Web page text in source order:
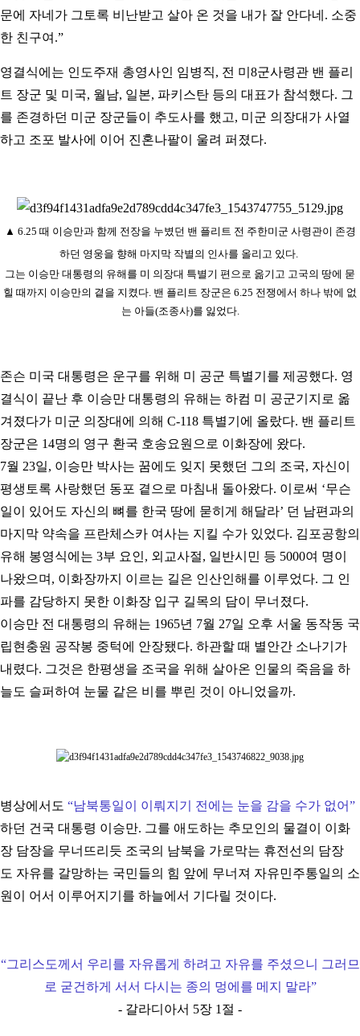
문에 자네가 그토록 비난받고 살아 온 것을 내가 잘 안다네. 소중
한 친구여.”
영결식에는 인도주재 총영사인 임병직, 전 미8군사령관 밴 플리
트 장군 및 미국, 월남, 일본, 파키스탄 등의 대표가 참석했다. 그
를 존경하던 미군 장군들이 추도사를 했고, 미군 의장대가 사열
하고 조포 발사에 이어 진혼나팔이 울려 퍼졌다.
▲ 6.25 때 이승만과 함께 전장을 누볐던 밴 플리트 전 주한미군 사령관이 존경
하던 영웅을 향해 마지막 작별의 인사를 올리고 있다.
그는 이승만 대통령의 유해를 미 의장대 특별기 편으로 옮기고 고국의 땅에 묻
힐 때까지 이승만의 곁을 지켰다. 밴 플리트 장군은 6.25 전쟁에서 하나 밖에 없
는 아들(조종사)를 잃었다.
존슨 미국 대통령은 운구를 위해 미 공군 특별기를 제공했다. 영
결식이 끝난 후 이승만 대통령의 유해는 하컴 미 공군기지로 옮
겨졌다가 미군 의장대에 의해 C-118 특별기에 올랐다. 밴 플리트
장군은 14명의 영구 환국 호송요원으로 이화장에 왔다.
7월 23일, 이승만 박사는 꿈에도 잊지 못했던 그의 조국, 자신이
평생토록 사랑했던 동포 곁으로 마침내 돌아왔다. 이로써 ‘무슨
일이 있어도 자신의 뼈를 한국 땅에 묻히게 해달라’ 던 남편과의
마지막 약속을 프란체스카 여사는 지킬 수가 있었다. 김포공항의
유해 봉영식에는 3부 요인, 외교사절, 일반시민 등 5000여 명이
나왔으며, 이화장까지 이르는 길은 인산인해를 이루었다. 그 인
파를 감당하지 못한 이화장 입구 길목의 담이 무너졌다.
이승만 전 대통령의 유해는 1965년 7월 27일 오후 서울 동작동 국
립현충원 공작봉 중턱에 안장됐다. 하관할 때 별안간 소나기가
내렸다. 그것은 한평생을 조국을 위해 살아온 인물의 죽음을 하
늘도 슬퍼하여 눈물 같은 비를 뿌린 것이 아니었을까.
병상에서도 “남북통일이 이뤄지기 전에는 눈을 감을 수가 없어”
하던 건국 대통령 이승만. 그를 애도하는 추모인의 물결이 이화
장 담장을 무너뜨리듯 조국의 남북을 가로막는 휴전선의 담장
도 자유를 갈망하는 국민들의 힘 앞에 무너져 자유민주통일의 소
원이 어서 이루어지기를 하늘에서 기다릴 것이다.
“그리스도께서 우리를 자유롭게 하려고 자유를 주셨으니 그러므
로 굳건하게 서서 다시는 종의 멍에를 메지 말라”
- 갈라디아서 5장 1절 -